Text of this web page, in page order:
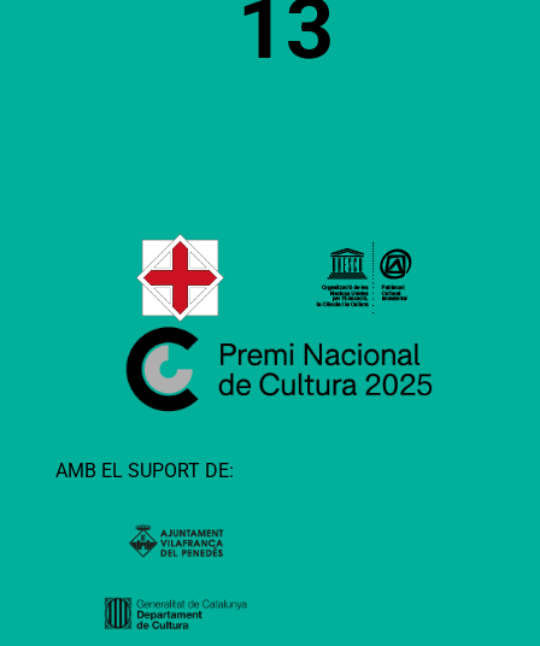
13
AMB EL SUPORT DE: